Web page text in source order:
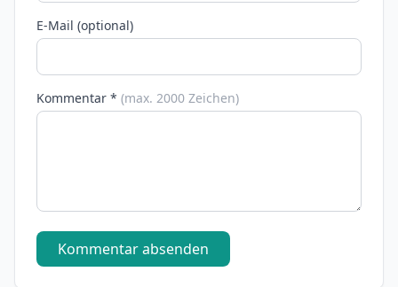
E-Mail (optional)
Kommentar * (max. 2000 Zeichen)
Kommentar absenden